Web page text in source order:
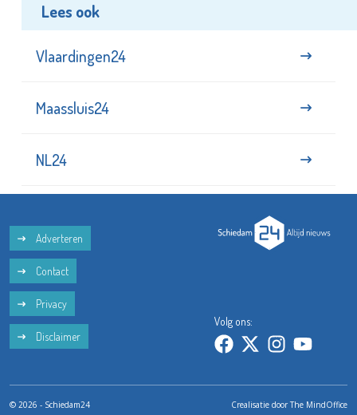
Lees ook
Vlaardingen24
Maassluis24
NL24
Adverteren
Contact
Privacy
Disclaimer
Volg ons:
© 2026 - Schiedam24 Crealisatie doorThe MindOffice